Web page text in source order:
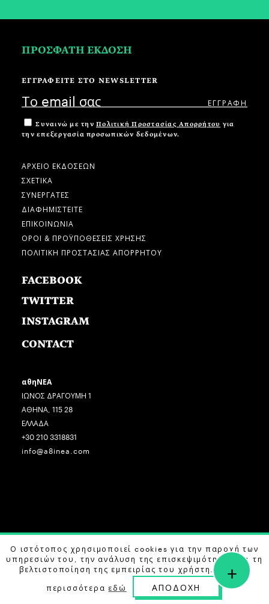
ΠΡΟΣΦΑΤΗ ΕΚΔΟΣΗ
ΕΓΓΡΑΦΕΙΤΕ ΣΤΟ NEWSLETTER
Συναινώ με την Πολιτική Προστασίας Απορρήτου για
την επεξεργασία προσωπικών δεδομένων.
ΑΡΧΕΙΟ ΕΚΔΟΣΕΩΝ
ΣΧΕΤΙΚΑ
ΣΥΝΕΡΓΑΤΕΣ
ΔΙΑΦΗΜΙΣΤΕΙΤΕ
ΕΠΙΚΟΙΝΩΝΙΑ
ΟΡΟΙ & ΠΡΟΫΠΟΘΕΣΕΙΣ ΧΡΗΣΗΣ
ΠΟΛΙΤΙΚΗ ΠΡΟΣΤΑΣΙΑΣ ΑΠΟΡΡΗΤΟΥ
FACEBOOK
TWITTER
INSTAGRAM
CONTACT
αθηΝΕΑ
ΙΩΝΟΣ ΔΡΑΓΟΥΜΗ 1
ΑΘΗΝΑ, 115 28
ΕΛΛΑΔΑ
+30 210 3318831
info@a8inea.com
COPYRIGHT © 2026 αθηΝΕΑ, ALL RIGHTS RESERVED.
DESIGN BY G DESIGN STUDIO. DEVELOPED BYB LABS
Ο ιστότοπος χρησιμοποιεί cookies για την παροχή των
υπηρεσιών του, την ανάλυση της επισκεψιμότητας και τη
βελτιστοποίηση της εμπειρίας του χρήστη. Μάθετε
περισσότεραεδώ ΑΠΟΔΟΧΗ
+